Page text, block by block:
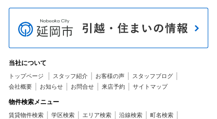
当社について
トップページ スタッフ紹介 お客様の声
スタッフブログ
会社概要
お知らせ お問合せ 来店予約 サイトマップ
物件検索メニュー
賃貸物件検索 学区検索 エリア検索 沿線検索
町名検索